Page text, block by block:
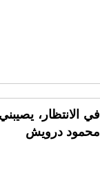
في الانتظار،
محمود درويش